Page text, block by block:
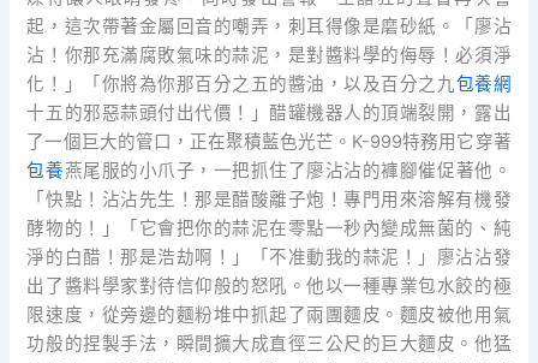
起，這次帶著金屬回音的嘲弄，刺耳得像是磨砂紙。「廖沾
沾！你那充滿腐敗氣味的蒜泥，是對醬料學的侮辱！必須淨
化！」「你將為你那百分之五的醬油，以及百分之九包養網
十五的邪惡蒜頭付出代價！」醋罐機器人的頂端裂開，露出
了一個巨大的管口，正在聚積藍色光芒。K-999特務用它穿著
包養燕尾服的小爪子，一把抓住了廖沾沾的褲腳催促著他。
「快點！沾沾先生！那是醋酸離子炮！專門用來溶解有機發
酵物的！」「它會把你的蒜泥在零點一秒內變成無菌的、純
淨的白醋！那是浩劫啊！」「不准動我的蒜泥！」廖沾沾發
出了醬料學家對待信仰般的怒吼。他以一種專業包水餃的極
限速度，從旁邊的麵粉堆中抓起了兩團麵皮。麵皮被他用氣
功般的捏製手法，瞬間擴大成直徑三公尺的巨大麵皮。他猛